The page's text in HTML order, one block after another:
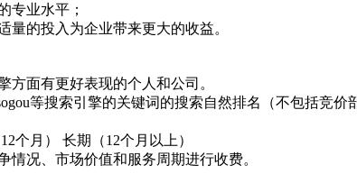
专业水平；
量的投入为企业带来更大的收益。
方面有更好表现的个人和公司。
等搜索引擎的关键词的搜索自然排名（不包括竞
个月） 长期（12个月以上）
情况、市场价值和服务周期进行收费。